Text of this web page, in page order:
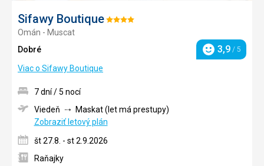
Sifawy BoutiqueHodnotenie:
Omán - Muscat
Dobré
Hodnotenie
3,9 / 5
Viac o Sifawy Boutique
7 dní / 5 nocí
Viedeň
Maskat (let má prestupy)
Zobraziť letový plán
št 27.8. - st 2.9.2026
Raňajky